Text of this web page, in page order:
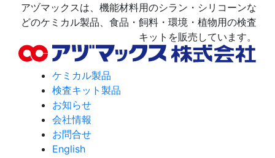
アヅマックスは、機能材料用のシラン・シリコーンな
どのケミカル製品、食品・飼料・環境・植物用の検査
キットを販売しています。
ケミカル製品
検査キット製品
お知らせ
会社情報
お問合せ
English